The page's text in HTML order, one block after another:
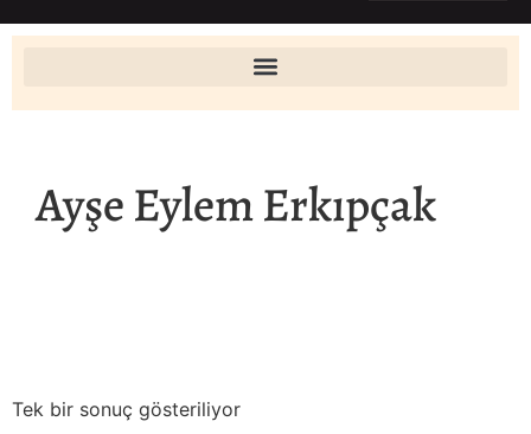
Ayşe Eylem Erkıpçak
Tek bir sonuç gösteriliyor